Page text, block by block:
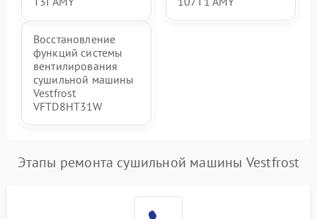
Восстановление
функций системы
вентилирования
сушильной машины
Vestfrost
VFTD8HT31W
Этапы ремонта сушильной машины Vestfrost